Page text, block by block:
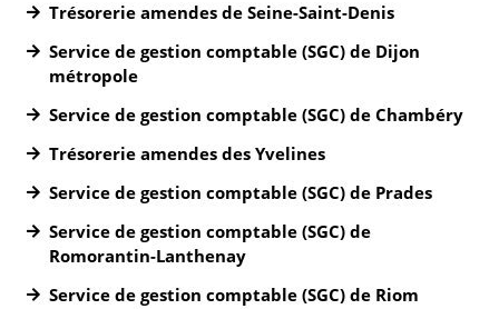
Trésorerie amendes de Seine-Saint-Denis
Service de gestion comptable (SGC) de Dijon
métropole
Service de gestion comptable (SGC) de Chambéry
Trésorerie amendes des Yvelines
Service de gestion comptable (SGC) de Prades
Service de gestion comptable (SGC) de
Romorantin-Lanthenay
Service de gestion comptable (SGC) de Riom